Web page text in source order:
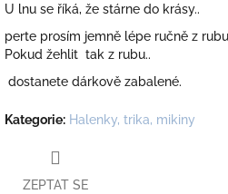
U lnu se říká, že stárne do krásy..
perte prosím jemně lépe ručně z
Pokud žehlit tak z rubu..
dostanete dárkově zabalené.
Kategorie: Halenky, trika, mikiny
ZEPTAT SE